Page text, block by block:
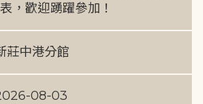
，歡迎踴躍參加！
莊中港分館
08-03